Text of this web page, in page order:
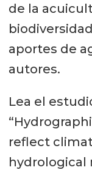
de la
aportes de
autores.
Lea el
reflect
hydrological